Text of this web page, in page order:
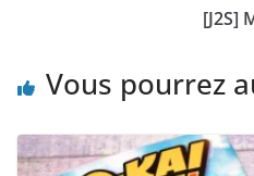
[J2S]
Vous pourrez